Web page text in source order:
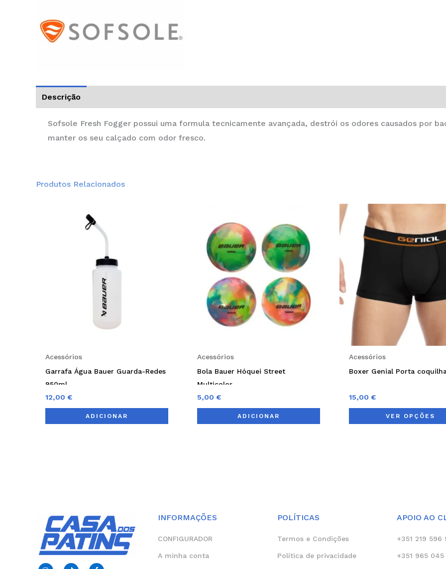
Descrição
Sofsole Fresh Fogger possui uma formula tecnicamente avançada, destrói os odores causados por
manter os seu calçado com odor fresco.
Produtos Relacionados
Acessórios
Garrafa Água Bauer Guarda-Redes
950ml
12,00 €
ADICIONAR
Acessórios
Bola Bauer Hóquei Street
Multicolor
5,00 €
ADICIONAR
Acessórios
Boxer Genial Porta
15,00 €
VER OPÇÕES
I
T
F
INFORMAÇÕES
CONFIGURADOR
A minha conta
POLÍTICAS
Termos e Condições
Política de privacidade
APOIO AO
+351 219
+351 965